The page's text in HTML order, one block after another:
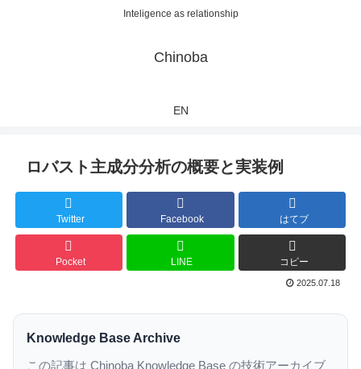
Inteligence as relationship
Chinoba
EN
ロバスト主成分分析の概要と実装例
Twitter Facebook はてブ
Pocket LINE コピー
2025.07.18
Knowledge Base Archive
この記事は Chinoba Knowledge Base の技術アーカイブ